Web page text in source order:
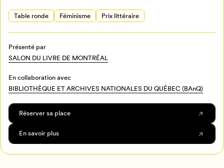
Programmation
Billetterie
Retour à l’accueil
Table ronde Féminisme Prix littéraire
Présenté par
SALON DU LIVRE DE MONTRÉAL
En collaboration avec
BIBLIOTHÈQUE ET ARCHIVES NATIONALES DU QUÉBEC (BAnQ)
Réserver sa place
En savoir plus
Pour enregistrer vos favoris,
connectez-vous ou créez votre profil
Mon Salon
Se connecter
Créer un profil